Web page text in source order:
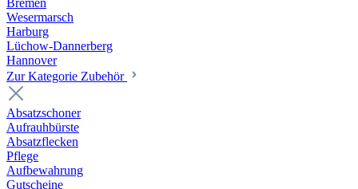
Bremen
Wesermarsch
Harburg
Lüchow-Dannerberg
Hannover
Zur Kategorie Zubehör
Absatzschoner
Aufrauhbürste
Absatzflecken
Pflege
Aufbewahrung
Gutscheine